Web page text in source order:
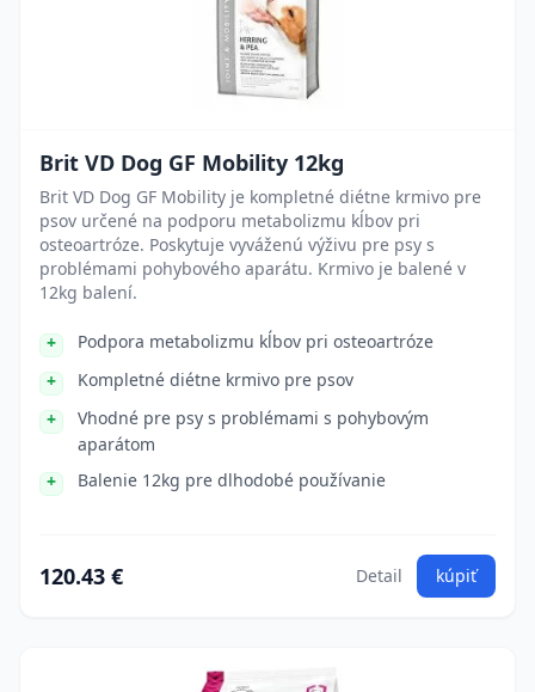
Brit VD Dog GF Mobility 12kg
Brit VD Dog GF Mobility je kompletné diétne krmivo pre
psov určené na podporu metabolizmu kĺbov pri
osteoartróze. Poskytuje vyváženú výživu pre psy s
problémami pohybového aparátu. Krmivo je balené v
12kg balení.
Podpora metabolizmu kĺbov pri osteoartróze
Kompletné diétne krmivo pre psov
Vhodné pre psy s problémami s pohybovým
aparátom
Balenie 12kg pre dlhodobé používanie
120.43 € Detail kúpiť